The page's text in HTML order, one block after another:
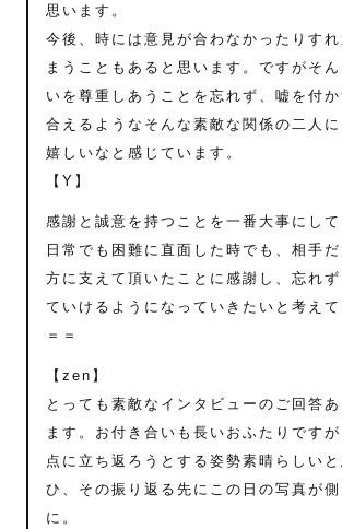
思います。
今後、時には意見が合わなかったりす
まうこともあると思います。ですがそ
いを尊重しあうことを忘れず、嘘を付
合えるようなそんな素敵な関係の二人
嬉しいなと感じています。
【Y】
感謝と誠意を持つことを一番大事にして
日常でも困難に直面した時でも、相手
方に支えて頂いたことに感謝し、忘れ
ていけるようになっていきたいと考えて
＝＝
【zen】
とっても素敵なインタビューのご回答
ます。お付き合いも長いおふたりです
点に立ち返ろうとする姿勢素晴らしい
ひ、その振り返る先にこの日の写真が側
に。